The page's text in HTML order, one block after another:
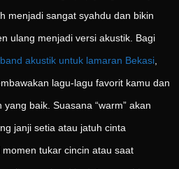
menjadi sangat syahdu dan bikin
ulang menjadi versi akustik. Bagi
band akustik untuk lamaran Bekasi
lagu-lagu favorit kamu dan
baik. Suasana “warm” akan
janji setia atau jatuh cinta
tukar cincin atau saat